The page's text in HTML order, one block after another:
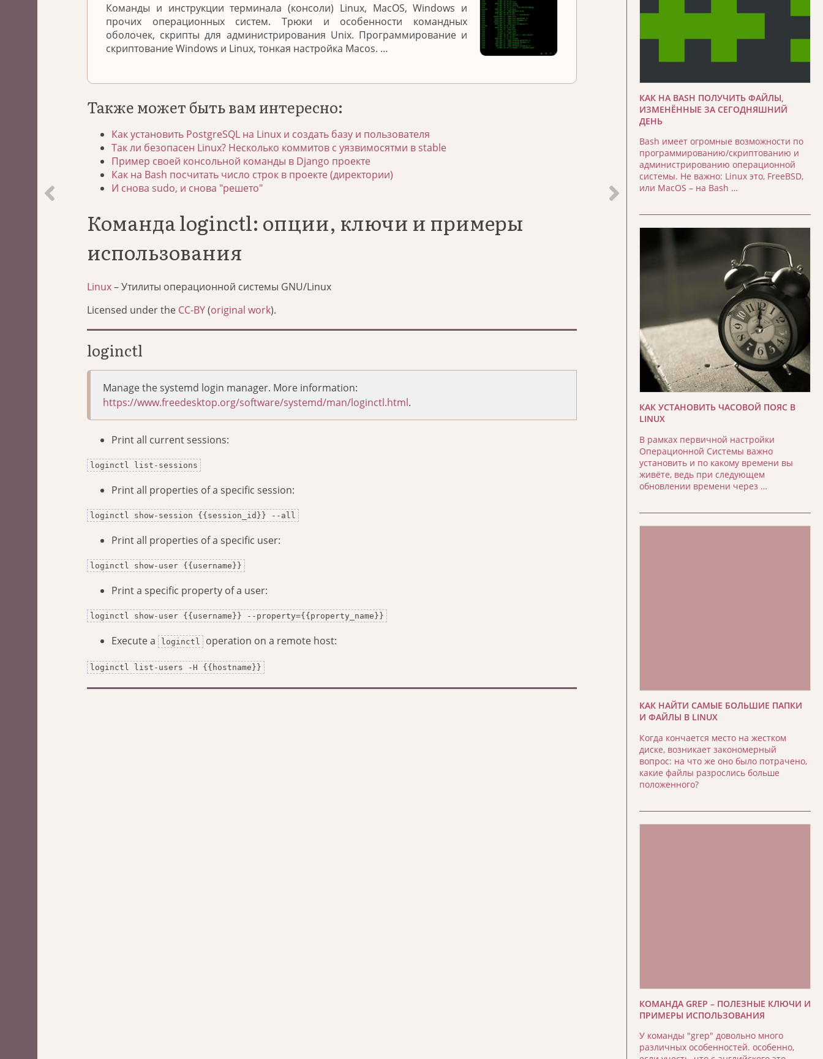
Команды и инструкции терминала (консоли) Linux, MacOS, Windows и
прочих операционных систем. Трюки и особенности командных
оболочек, скрипты для администрирования Unix. Программирование и
скриптование Windows и Linux, тонкая настройка Macos. …
Также может быть вам интересно:
Как установить PostgreSQL на Linux и создать базу и пользователя
Так ли безопасен Linux? Несколько коммитов с уязвимосятми в stable
Пример своей консольной команды в Django проекте
Как на Bash посчитать число строк в проекте (директории)
И снова sudo, и снова "решето"
Команда loginctl: опции, ключи и примеры
использования
Linux– Утилиты операционной системы GNU/Linux
Licensed under the CC-BY(original work).
loginctl
Manage the systemd login manager. More information:
https://www.freedesktop.org/software/systemd/man/loginctl.html.
Print all current sessions:
loginctl list-sessions
Print all properties of a specific session:
loginctl show-session {{session_id}} --all
Print all properties of a specific user:
loginctl show-user {{username}}
Print a specific property of a user:
loginctl show-user {{username}} --property={{property_name}}
Execute a loginctl operation on a remote host:
loginctl list-users -H {{hostname}}
КАК НА BASH ПОЛУЧИТЬ ФАЙЛЫ,
ИЗМЕНЁННЫЕ ЗА СЕГОДНЯШНИЙ
ДЕНЬ
Bash имеет огромные возможности по
программированию/скриптованию и
администрированию операционной
системы. Не важно: Linux это, FreeBSD,
или MacOS – на Bash …
КАК УСТАНОВИТЬ ЧАСОВОЙ ПОЯС В
LINUX
В рамках первичной настройки
Операционной Системы важно
установить и по какому времени вы
живёте, ведь при следующем
обновлении времени через …
КАК НАЙТИ САМЫЕ БОЛЬШИЕ ПАПКИ
И ФАЙЛЫ В LINUX
Когда кончается место на жестком
диске, возникает закономерный
вопрос: на что же оно было потрачено,
какие файлы разрослись больше
положенного?
КОМАНДА GREP – ПОЛЕЗНЫЕ КЛЮЧИ И
ПРИМЕРЫ ИСПОЛЬЗОВАНИЯ
У команды "grep" довольно много
различных особенностей. особенно,